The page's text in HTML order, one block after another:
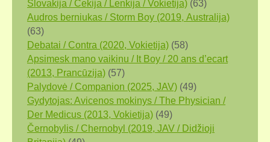
Slovakija / Čekija / Lenkija / Vokietija) (63)
Audros berniukas / Storm Boy (2019, Аustralija)
(63)
Debatai / Contra (2020, Vokietija) (58)
Apsimesk mano vaikinu / It Boy / 20 ans d’ecart
(2013, Prancūzija) (57)
Palydovė / Companion (2025, JAV) (49)
Gydytojas: Avicenos mokinys / The Physician /
Der Medicus (2013, Vokietija) (49)
Černobylis / Chernobyl (2019, JAV / Didžioji